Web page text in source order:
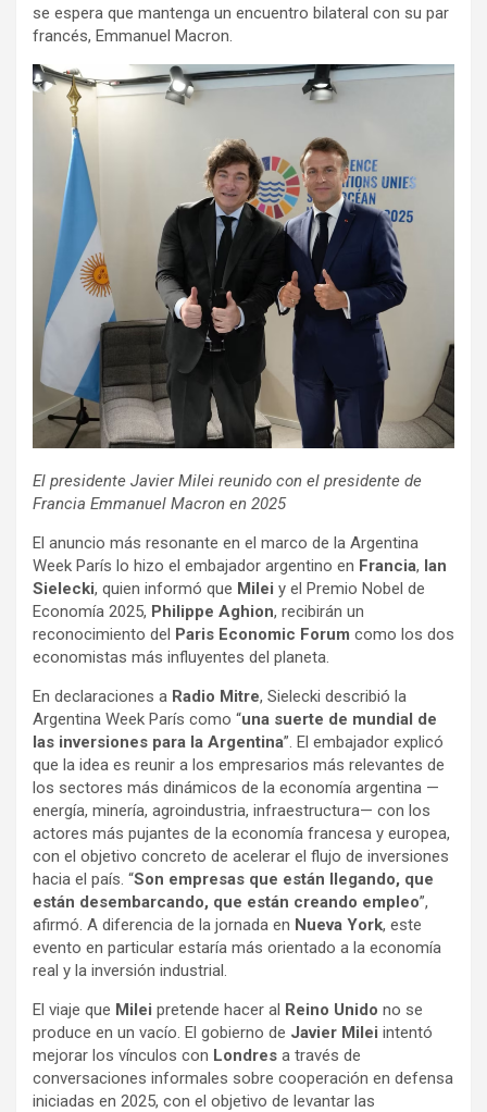
se espera que mantenga un encuentro bilateral con su par
francés, Emmanuel Macron.
El presidente Javier Milei reunido con el presidente de
Francia Emmanuel Macron en 2025
El anuncio más resonante en el marco de la Argentina
Week París lo hizo el embajador argentino en Francia, Ian
Sielecki, quien informó que Milei y el Premio Nobel de
Economía 2025, Philippe Aghion, recibirán un
reconocimiento del Paris Economic Forum como los dos
economistas más influyentes del planeta.
En declaraciones a Radio Mitre, Sielecki describió la
Argentina Week París como “una suerte de mundial de
las inversiones para la Argentina”. El embajador explicó
que la idea es reunir a los empresarios más relevantes de
los sectores más dinámicos de la economía argentina —
energía, minería, agroindustria, infraestructura— con los
actores más pujantes de la economía francesa y europea,
con el objetivo concreto de acelerar el flujo de inversiones
hacia el país. “Son empresas que están llegando, que
están desembarcando, que están creando empleo”,
afirmó. A diferencia de la jornada en Nueva York, este
evento en particular estaría más orientado a la economía
real y la inversión industrial.
El viaje que Milei pretende hacer al Reino Unido no se
produce en un vacío. El gobierno de Javier Milei intentó
mejorar los vínculos con Londres a través de
conversaciones informales sobre cooperación en defensa
iniciadas en 2025, con el objetivo de levantar las